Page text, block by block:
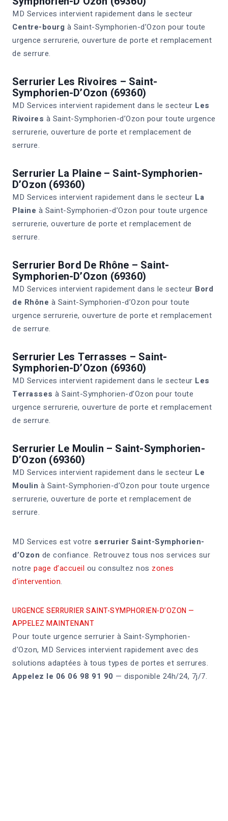
MD Services intervient rapidement dans le secteur
Centre-bourg à Saint-Symphorien-d’Ozon pour toute
urgence serrurerie, ouverture de porte et remplacement
de serrure.
Serrurier Les Rivoires – Saint-
Symphorien-D’Ozon (69360)
MD Services intervient rapidement dans le secteur Les
Rivoires à Saint-Symphorien-d’Ozon pour toute urgence
serrurerie, ouverture de porte et remplacement de
serrure.
Serrurier La Plaine – Saint-Symphorien-
D’Ozon (69360)
MD Services intervient rapidement dans le secteur La
Plaine à Saint-Symphorien-d’Ozon pour toute urgence
serrurerie, ouverture de porte et remplacement de
serrure.
Serrurier Bord De Rhône – Saint-
Symphorien-D’Ozon (69360)
MD Services intervient rapidement dans le secteur Bord
de Rhône à Saint-Symphorien-d’Ozon pour toute
urgence serrurerie, ouverture de porte et remplacement
de serrure.
Serrurier Les Terrasses – Saint-
Symphorien-D’Ozon (69360)
MD Services intervient rapidement dans le secteur Les
Terrasses à Saint-Symphorien-d’Ozon pour toute
urgence serrurerie, ouverture de porte et remplacement
de serrure.
Serrurier Le Moulin – Saint-Symphorien-
D’Ozon (69360)
MD Services intervient rapidement dans le secteur Le
Moulin à Saint-Symphorien-d’Ozon pour toute urgence
serrurerie, ouverture de porte et remplacement de
serrure.
MD Services est votre serrurier Saint-Symphorien-
d’Ozon de confiance. Retrouvez tous nos services sur
notre page d’accueil ou consultez nos zones
d’intervention.
URGENCE SERRURIER SAINT-SYMPHORIEN-D’OZON —
APPELEZ MAINTENANT
Pour toute urgence serrurier à Saint-Symphorien-
d’Ozon, MD Services intervient rapidement avec des
solutions adaptées à tous types de portes et serrures.
Appelez le 06 06 98 91 90 — disponible 24h/24, 7j/7.